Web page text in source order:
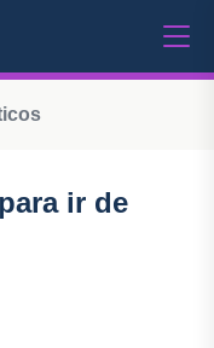
ir de